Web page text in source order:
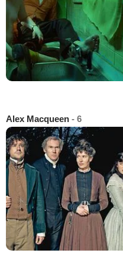
Alex Macqueen - 6